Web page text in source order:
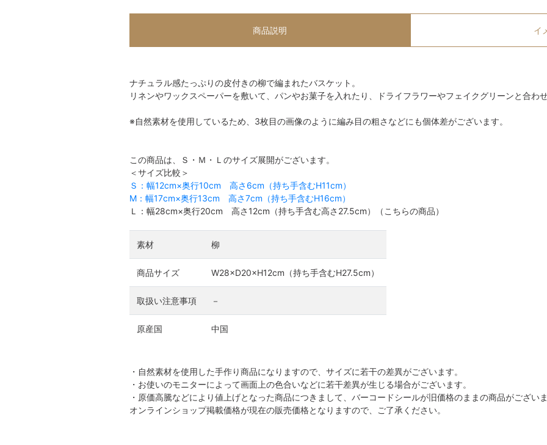
商品説明 イ
ナチュラル感たっぷりの皮付きの柳で編まれたバスケット。
リネンやワックスペーパーを敷いて、パンやお菓子を入れたり、ドライフラワーやフェイクグリーンと合わ
※自然素材を使用しているため、3枚目の画像のように編み目の粗さなどにも個体差がございます。
この商品は、Ｓ・Ｍ・Ｌのサイズ展開がございます。
＜サイズ比較＞
Ｓ：幅12cm×奥行10cm 高さ6cm（持ち手含むH11cm）
M：幅17cm×奥行13cm 高さ7cm（持ち手含むH16cm）
Ｌ：幅28cm×奥行20cm 高さ12cm（持ち手含む高さ27.5cm）（こちらの商品）
素材 柳
商品サイズ W28×D20×H12cm（持ち手含むH27.5cm）
取扱い注意事項 －
原産国 中国
・自然素材を使用した手作り商品になりますので、サイズに若干の差異がございます。
・お使いのモニターによって画面上の色合いなどに若干差異が生じる場合がございます。
・原価高騰などにより値上げとなった商品につきまして、バーコードシールが旧価格のままの商品がございま
オンラインショップ掲載価格が現在の販売価格となりますので、ご了承ください。